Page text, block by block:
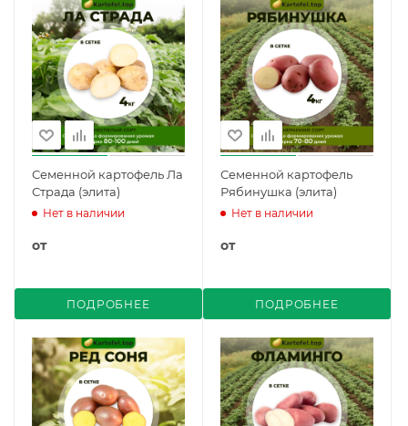
Семенной картофель Ла
Страда (элита)
Нет в наличии
от
ПОДРОБНЕЕ
Семенной картофель
Рябинушка (элита)
Нет в наличии
от
ПОДРОБНЕЕ